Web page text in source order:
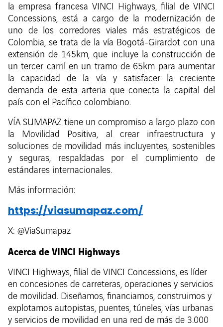
la empresa francesa VINCI Highways, filial de VINCI
Concessions, está a cargo de la modernización de
uno de los corredores viales más estratégicos de
Colombia, se trata de la vía Bogotá-Girardot con una
extensión de 145km, que incluye la construcción de
un tercer carril en un tramo de 65km para aumentar
la capacidad de la vía y satisfacer la creciente
demanda de esta arteria que conecta la capital del
país con el Pacífico colombiano.
VÍA SUMAPAZ tiene un compromiso a largo plazo con
la Movilidad Positiva, al crear infraestructura y
soluciones de movilidad más incluyentes, sostenibles
y seguras, respaldadas por el cumplimiento de
estándares internacionales.
Más información:
https://viasumapaz.com/
X: @ViaSumapaz
Acerca de VINCI Highways
VINCI Highways, filial de VINCI Concessions, es líder
en concesiones de carreteras, operaciones y servicios
de movilidad. Diseñamos, financiamos, construimos y
explotamos autopistas, puentes, túneles, vías urbanas
y servicios de movilidad en una red de más de 3.000